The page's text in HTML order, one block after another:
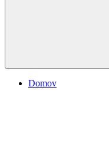
Domov